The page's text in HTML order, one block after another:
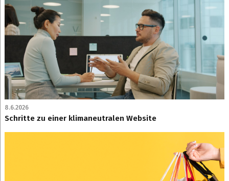
8.6.2026
Schritte zu einer klimaneutralen Website